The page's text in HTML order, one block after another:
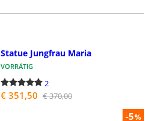
-5%
Statue Jungfrau Maria
VORRÄTIG
2
€ 351,50 € 370,00